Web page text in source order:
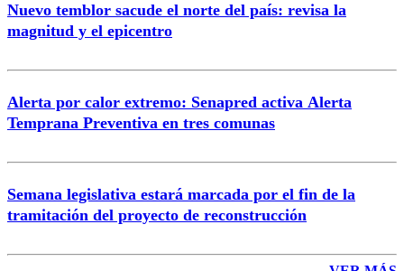
Nuevo temblor sacude el norte del país: revisa la
magnitud y el epicentro
Alerta por calor extremo: Senapred activa Alerta
Temprana Preventiva en tres comunas
Semana legislativa estará marcada por el fin de la
tramitación del proyecto de reconstrucción